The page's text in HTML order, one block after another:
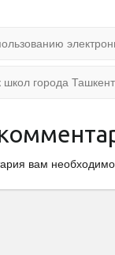
школ города
вам